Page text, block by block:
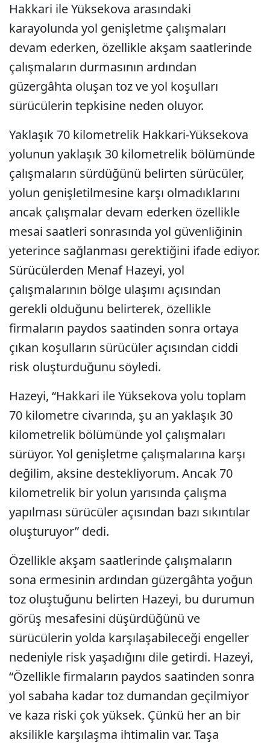
Hakkari ile Yüksekova arasındaki
karayolunda yol genişletme çalışmaları
devam ederken, özellikle akşam saatlerinde
çalışmaların durmasının ardından
güzergâhta oluşan toz ve yol koşulları
sürücülerin tepkisine neden oluyor.
Yaklaşık 70 kilometrelik Hakkari-Yüksekova
yolunun yaklaşık 30 kilometrelik bölümünde
çalışmaların sürdüğünü belirten sürücüler,
yolun genişletilmesine karşı olmadıklarını
ancak çalışmalar devam ederken özellikle
mesai saatleri sonrasında yol güvenliğinin
yeterince sağlanması gerektiğini ifade ediyor.
Sürücülerden Menaf Hazeyi, yol
çalışmalarının bölge ulaşımı açısından
gerekli olduğunu belirterek, özellikle
firmaların paydos saatinden sonra ortaya
çıkan koşulların sürücüler açısından ciddi
risk oluşturduğunu söyledi.
Hazeyi, “Hakkari ile Yüksekova yolu toplam
70 kilometre civarında, şu an yaklaşık 30
kilometrelik bölümünde yol çalışmaları
sürüyor. Yol genişletme çalışmalarına karşı
değilim, aksine destekliyorum. Ancak 70
kilometrelik bir yolun yarısında çalışma
yapılması sürücüler açısından bazı sıkıntılar
oluşturuyor” dedi.
Özellikle akşam saatlerinde çalışmaların
sona ermesinin ardından güzergâhta yoğun
toz oluştuğunu belirten Hazeyi, bu durumun
görüş mesafesini düşürdüğünü ve
sürücülerin yolda karşılaşabileceği engeller
nedeniyle risk yaşadığını dile getirdi. Hazeyi,
“Özellikle firmaların paydos saatinden sonra
yol sabaha kadar toz dumandan geçilmiyor
ve kaza riski çok yüksek. Çünkü her an bir
aksilikle karşılaşma ihtimalin var. Taşa